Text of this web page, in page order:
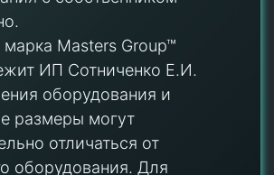
марка Masters Group™
ИП Сотниченко Е.И.
оборудования и
размеры могут
отличаться от
оборудования. Для